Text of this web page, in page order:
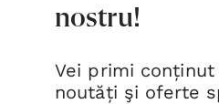
nostru!
Vei primi
noutăți şi oferte